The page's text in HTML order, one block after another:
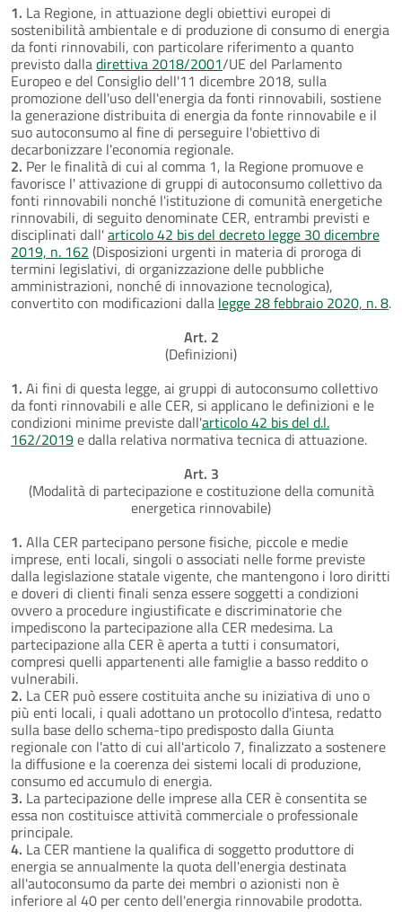
1. La Regione, in attuazione degli obiettivi europei di
sostenibilità ambientale e di produzione di consumo di energia
da fonti rinnovabili, con particolare riferimento a quanto
previsto dalladirettiva 2018/2001/UE del Parlamento
Europeo e del Consiglio dell'11 dicembre 2018, sulla
promozione dell'uso dell'energia da fonti rinnovabili, sostiene
la generazione distribuita di energia da fonte rinnovabile e il
suo autoconsumo al fine di perseguire l'obiettivo di
decarbonizzare l'economia regionale.
2. Per le finalità di cui al comma 1, la Regione promuove e
favorisce l' attivazione di gruppi di autoconsumo collettivo da
fonti rinnovabili nonché l'istituzione di comunità energetiche
rinnovabili, di seguito denominate CER, entrambi previsti e
disciplinati dall'articolo 42 bis del decreto legge 30 dicembre
2019, n. 162 (Disposizioni urgenti in materia di proroga di
termini legislativi, di organizzazione delle pubbliche
amministrazioni, nonché di innovazione tecnologica),
convertito con modificazioni dalla legge 28 febbraio 2020, n. 8.
Art. 2
(Definizioni)
1. Ai fini di questa legge, ai gruppi di autoconsumo collettivo
da fonti rinnovabili e alle CER, si applicano le definizioni e le
condizioni minime previste dall'articolo 42 bis del d.l.
162/2019e dalla relativa normativa tecnica di attuazione.
Art. 3
(Modalità di partecipazione e costituzione della comunità
energetica rinnovabile)
1. Alla CER partecipano persone fisiche, piccole e medie
imprese, enti locali, singoli o associati nelle forme previste
dalla legislazione statale vigente, che mantengono i loro diritti
e doveri di clienti finali senza essere soggetti a condizioni
ovvero a procedure ingiustificate e discriminatorie che
impediscono la partecipazione alla CER medesima. La
partecipazione alla CER è aperta a tutti i consumatori,
compresi quelli appartenenti alle famiglie a basso reddito o
vulnerabili.
2. La CER può essere costituita anche su iniziativa di uno o
più enti locali, i quali adottano un protocollo d'intesa, redatto
sulla base dello schema-tipo predisposto dalla Giunta
regionale con l'atto di cui all'articolo 7, finalizzato a sostenere
la diffusione e la coerenza dei sistemi locali di produzione,
consumo ed accumulo di energia.
3. La partecipazione delle imprese alla CER è consentita se
essa non costituisce attività commerciale o professionale
principale.
4. La CER mantiene la qualifica di soggetto produttore di
energia se annualmente la quota dell'energia destinata
all'autoconsumo da parte dei membri o azionisti non è
inferiore al 40 per cento dell'energia rinnovabile prodotta.